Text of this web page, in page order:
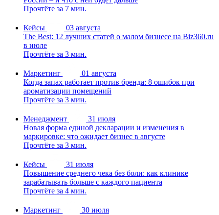
Прочтёте за 7 мин.
Кейсы
03 августа
The Best: 12 лучших статей о малом бизнесе на Biz360.ru
в июле
Прочтёте за 3 мин.
Маркетинг
01 августа
Когда запах работает против бренда: 8 ошибок при
ароматизации помещений
Прочтёте за 3 мин.
Менеджмент
31 июля
Новая форма единой декларации и изменения в
маркировке: что ожидает бизнес в августе
Прочтёте за 3 мин.
Кейсы
31 июля
Повышение среднего чека без боли: как клинике
зарабатывать больше с каждого пациента
Прочтёте за 4 мин.
Маркетинг
30 июля